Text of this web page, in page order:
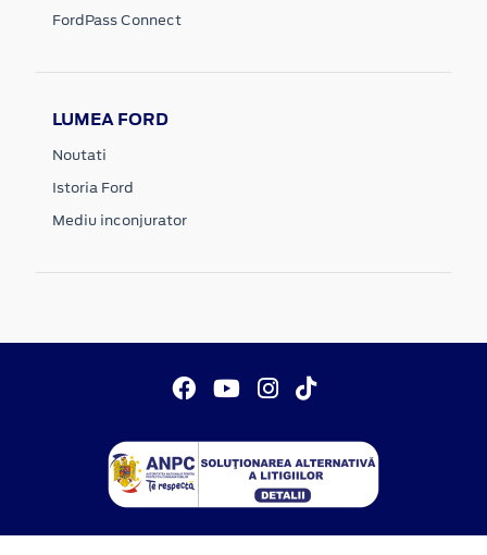
FordPass Connect
LUMEA FORD
Noutati
Istoria Ford
Mediu inconjurator